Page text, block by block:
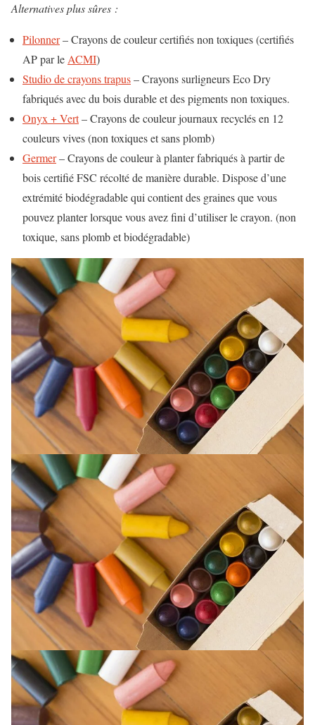
Alternatives plus sûres :
Pilonner– Crayons de couleur certifiés non toxiques (certifiés
AP par leACMI)
Studio de crayons trapus– Crayons surligneurs Eco Dry
fabriqués avec du bois durable et des pigments non toxiques.
Onyx + Vert– Crayons de couleur journaux recyclés en 12
couleurs vives (non toxiques et sans plomb)
Germer– Crayons de couleur à planter fabriqués à partir de
bois certifié FSC récolté de manière durable. Dispose d’une
extrémité biodégradable qui contient des graines que vous
pouvez planter lorsque vous avez fini d’utiliser le crayon. (non
toxique, sans plomb et biodégradable)